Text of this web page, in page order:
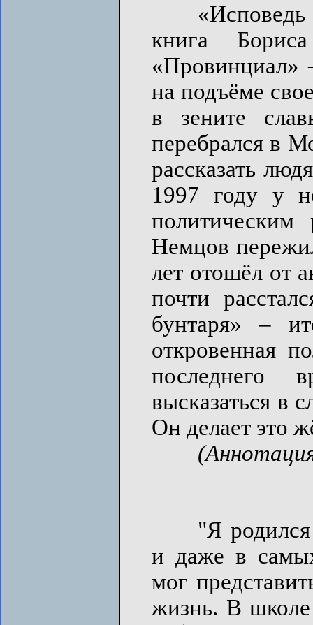
«Исповедь
книга
«Провинциал»
на подъёме
в зените
перебрался в
рассказать
1997 году у
Немцов
лет отошёл от
почти
бунтаря» –
откровенная
последнего
высказаться в
Он делает это
"Я родился в
и даже в
мог
жизнь. В